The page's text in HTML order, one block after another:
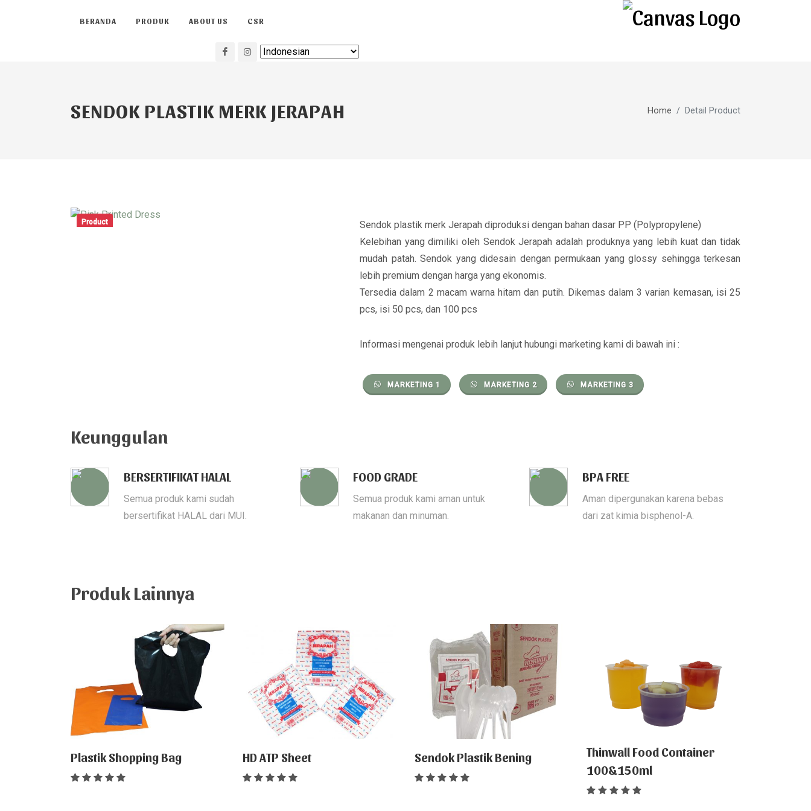
BERANDA PRODUK ABOUT US CSR
SENDOK PLASTIK MERK JERAPAH Home Detail Product
Product
Sendok plastik merk Jerapah diproduksi dengan bahan dasar PP (Polypropylene)
Kelebihan yang dimiliki oleh Sendok Jerapah adalah produknya yang lebih kuat dan tidak
mudah patah. Sendok yang didesain dengan permukaan yang glossy sehingga terkesan
lebih premium dengan harga yang ekonomis.
Tersedia dalam 2 macam warna hitam dan putih. Dikemas dalam 3 varian kemasan, isi 25
pcs, isi 50 pcs, dan 100 pcs
Informasi mengenai produk lebih lanjut hubungi marketing kami di bawah ini :
MARKETING 1 MARKETING 2 MARKETING 3
Keunggulan
BERSERTIFIKAT HALAL
Semua produk kami sudah
bersertifikat HALAL dari MUI.
FOOD GRADE
Semua produk kami aman untuk
makanan dan minuman.
BPA FREE
Aman dipergunakan karena bebas
dari zat kimia bisphenol-A.
Produk Lainnya
Plastik Shopping Bag HD ATP Sheet Sendok Plastik Bening
Thinwall Food Container
100&150ml